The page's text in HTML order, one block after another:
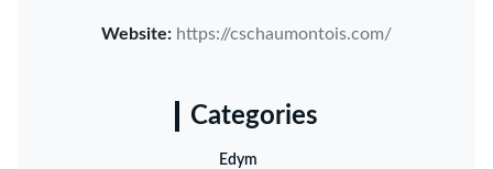
Website: https://cschaumontois.com/
Categories
Edym